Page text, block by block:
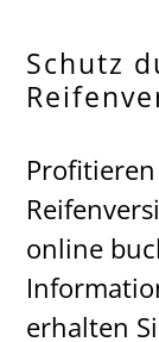
Schutz
online
erhalten